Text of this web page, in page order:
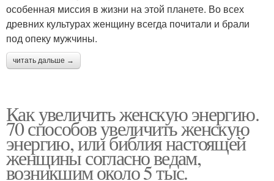
особенная миссия в жизни на этой планете. Во всех
древних культурах женщину всегда почитали и брали
под опеку мужчины.
читать дальше →
Как увеличить женскую энергию.
70 способов увеличить женскую
энергию, или библия настоящей
женщины согласно ведам,
возникшим около 5 тыс.